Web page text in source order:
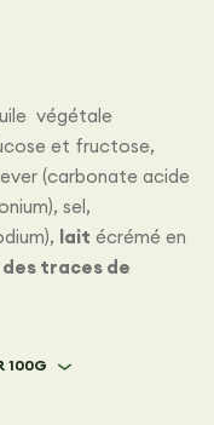
végétale
et fructose,
(carbonate acide
sel,
lait écrémé en
traces de
100G